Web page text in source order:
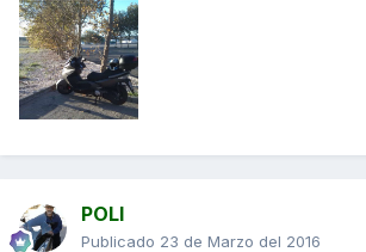
POLI
Publicado 23 de Marzo del 2016